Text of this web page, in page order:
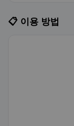
📋 이용 방법